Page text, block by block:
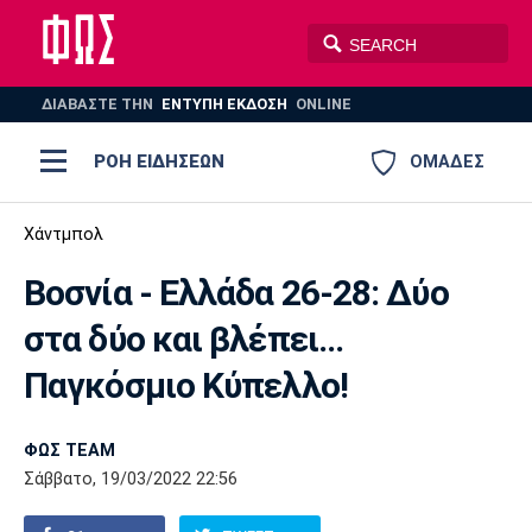
ΔΙΑΒΑΣΤΕ THN ΕΝΤΥΠΗ ΕΚΔΟΣΗ ONLINE
ΟΜΑΔΕΣ
ΡΟΗ ΕΙΔΗΣΕΩΝ
ΠΟΔΟΣΦΑΙΡΟ
AUTO-MOTO PLUS
Ποδόσφαιρο
Super League 1
Super League 2
Γ Εθνική
Ελλάδα
Μπάσκετ
Ελλάδα
Εθνική
EuroLeague
Ολυμπιακοί Αγώνες
Βόλεϊ
Πόλο
Ολυμπιακός ΑΕΚ
Παναθηναϊκός Ατρόμητος
Χάντμπολ
Βοσνία - Ελλάδα 26-28: Δύο
στα δύο και βλέπει...
Παγκόσμιο Κύπελλο!
ΦΩΣ TEAM
Σάββατο, 19/03/2022 22:56